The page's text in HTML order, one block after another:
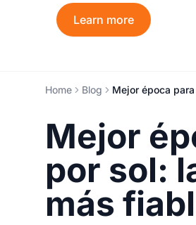
Learn more
Home Blog Mejor época
Mejor
por sol:
más